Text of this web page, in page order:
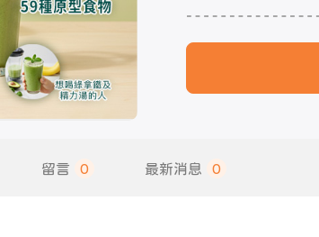
留言 0 最新消息 0